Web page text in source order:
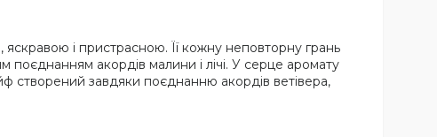
і пристрасною. Її кожну неповторну грань
акордів малини і лічі. У серце аромату
створений завдяки поєднанню акордів ветівера,